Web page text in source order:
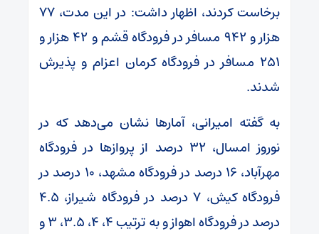
برخاست کردند، اظهار داشت: در این مدت، ۷۷
هزار و ۹۴۲ مسافر در فرودگاه قشم و ۴۲ هزار و
۲۵۱ مسافر در فرودگاه کرمان اعزام و پذیرش
شدند.
به گفته امیرانی، آمارها نشان می‌دهد که در
نوروز امسال، ۳۲ درصد از پروازها در فرودگاه
مهرآباد، ۱۶ درصد در فرودگاه مشهد، ۱۰ درصد در
فرودگاه کیش، ۷ درصد در فرودگاه شیراز، ۴.۵
درصد در فرودگاه اهواز و به ترتیب ۴، ۴، ۳.۵، ۳ و